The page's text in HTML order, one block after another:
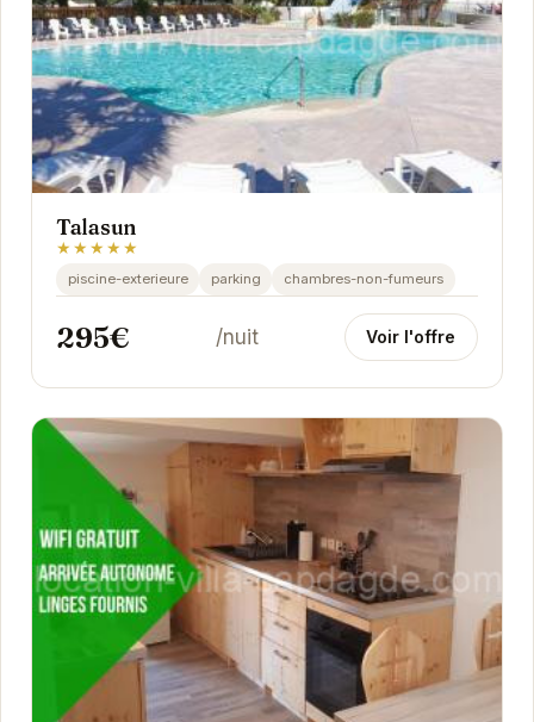
Talasun
★★★★★
piscine-exterieure parking chambres-non-fumeurs
295€ /nuit Voir l'offre